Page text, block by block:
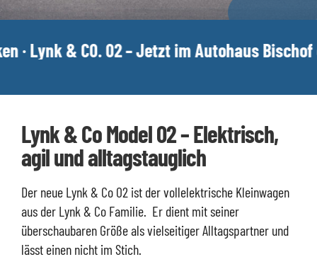
C0. 02 – Jetzt im Autohaus Bischof
Lynk & Co Model 02 – Elektrisch,
agil und alltagstauglich
Der neue Lynk & Co 02 ist der vollelektrische Kleinwagen
aus der Lynk & Co Familie. Er dient mit seiner
überschaubaren Größe als vielseitiger Alltagspartner und
lässt einen nicht im Stich.